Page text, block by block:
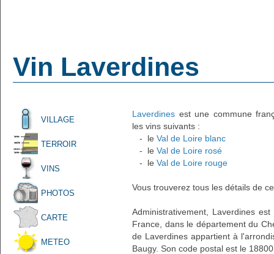
Vin Laverdines
VILLAGE
TERROIR
VINS
PHOTOS
CARTE
METEO
Laverdines est une commune
les vins suivants :
- le Val de Loire blanc
- le Val de Loire rosé
- le Val de Loire rouge
Vous trouverez tous les détails de
Administrativement, Laverdines
France, dans le département du
de Laverdines appartient à
Baugy. Son code postal est le